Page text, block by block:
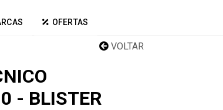
OFERTAS
VOLTAR
- BLISTER